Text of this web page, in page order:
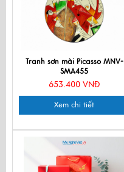
Tranh sơn mài Picasso MNV-
SMA455
653.400 VNĐ
Xem chi tiết